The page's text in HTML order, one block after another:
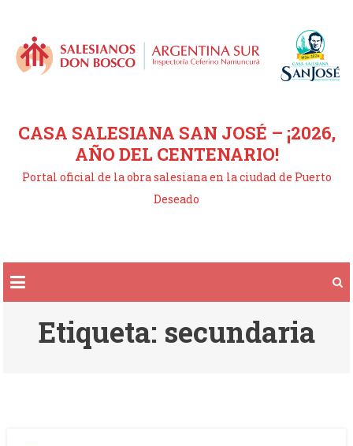
contenido
CASA SALESIANA SAN JOSÉ – ¡2026,
AÑO DEL CENTENARIO!
Portal oficial de la obra salesiana en la ciudad de Puerto
Deseado
Etiqueta: secundaria